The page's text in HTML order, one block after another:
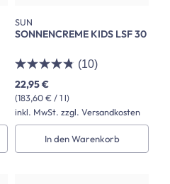
SUN
SONNENCREME KIDS LSF 30
(10)
(183,60 € / 1 l)
22,95 €
inkl. MwSt. zzgl. Versandkosten
In den Warenkorb